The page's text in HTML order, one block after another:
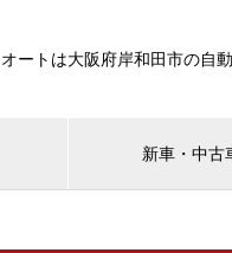
ートは大阪府岸和田市の自
新車・中古